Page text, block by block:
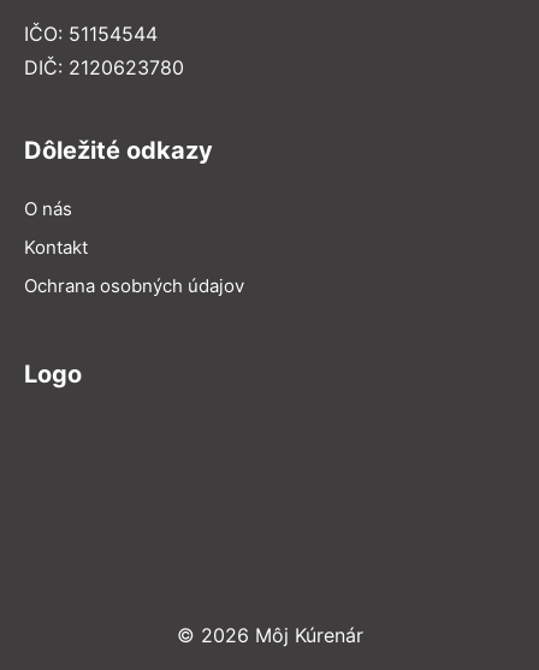
IČO: 51154544
DIČ: 2120623780
Dôležité odkazy
O nás
Kontakt
Ochrana osobných údajov
Logo
© 2026 Môj Kúrenár